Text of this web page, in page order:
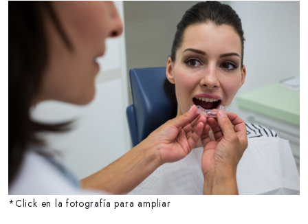
*Click en la fotografía para ampliar